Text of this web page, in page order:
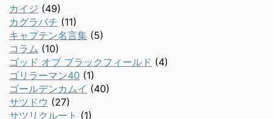
カイジ (49)
カグラバチ (11)
キャプテン名言集 (5)
コラム (10)
ゴッド オブ ブラックフィールド (4)
ゴリラーマン40 (1)
ゴールデンカムイ (40)
サツドウ (27)
サツリクルート (1)